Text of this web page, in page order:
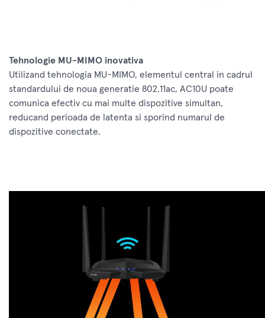
Tehnologie MU-MIMO inovativa
Utilizand tehnologia MU-MIMO, elementul central in cadrul
standardului de noua generatie 802.11ac, AC10U poate
comunica efectiv cu mai multe dispozitive simultan,
reducand perioada de latenta si sporind numarul de
dispozitive conectate.